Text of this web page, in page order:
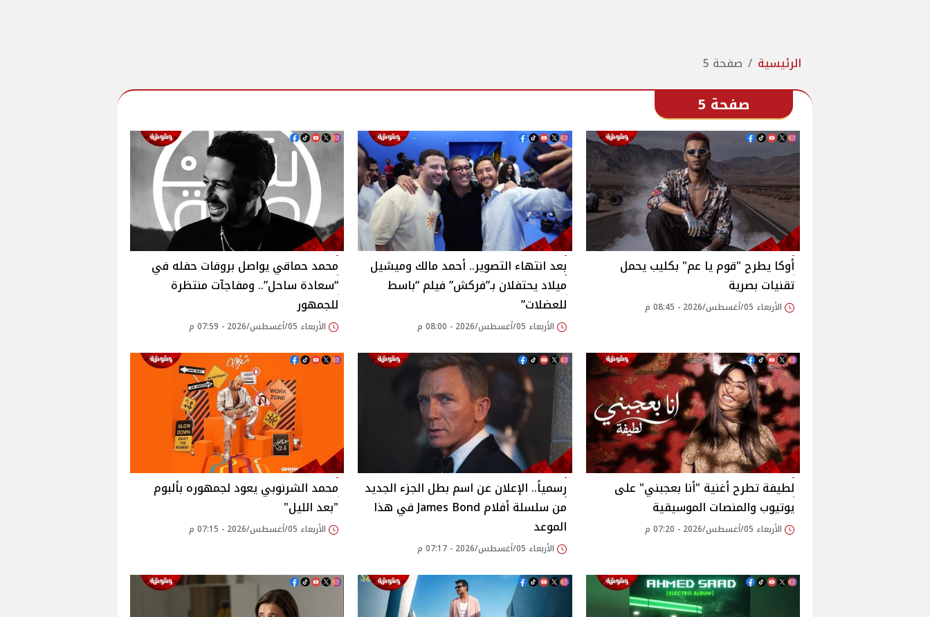
الرئيسية صفحة 5
صفحة 5
أوكا يطرح "قوم يا عم" بكليب يحمل
تقنيات بصرية
الأربعاء 05/أغسطس/2026 - 08:45 م
بعد انتهاء التصوير.. أحمد مالك وميشيل
ميلاد يحتفلان بـ”فركش” فيلم “باسط
للعضلات”
الأربعاء 05/أغسطس/2026 - 08:00 م
محمد حماقي يواصل بروفات حفله في
“سعادة ساحل”.. ومفاجآت منتظرة
للجمهور
الأربعاء 05/أغسطس/2026 - 07:59 م
لطيفة تطرح أغنية "أنا بعجبني" على
يوتيوب والمنصات الموسيقية
الأربعاء 05/أغسطس/2026 - 07:20 م
رسمياً.. الإعلان عن اسم بطل الجزء الجديد
من سلسلة أفلام James Bond في هذا
الموعد
الأربعاء 05/أغسطس/2026 - 07:17 م
محمد الشرنوبي يعود لجمهوره بألبوم
"بعد الليل"
الأربعاء 05/أغسطس/2026 - 07:15 م